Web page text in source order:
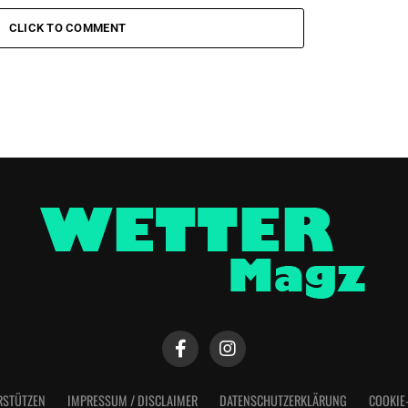
CLICK TO COMMENT
IMPRESSUM / DISCLAIMER DATENSCHUTZERKLÄRUNG